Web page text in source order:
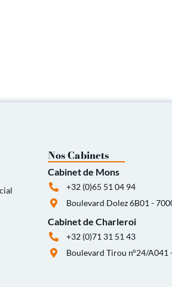
Nos Cabinets
Cabinet de Mons
+32 (0)65 51 04 94
Boulevard Dolez 6B01 -
Cabinet de Charleroi
+32 (0)71 31 51 43
Boulevard Tirou n°24/A041